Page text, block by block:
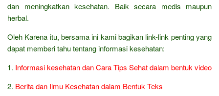
dan meningkatkan kesehatan. Baik secara medis maupun
herbal.
Oleh Karena itu, bersama ini kami bagikan link-link penting yang
dapat memberi tahu tentang informasi kesehatan:
1. Informasi kesehatan dan Cara Tips Sehat dalam bentuk video
2. Berita dan Ilmu Kesehatan dalam Bentuk Teks